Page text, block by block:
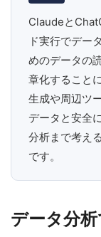
Claudeと
ド実行でデー
めのデータの
章化すること
生成や周辺ツ
データと安全
分析まで考え
です。
データ分